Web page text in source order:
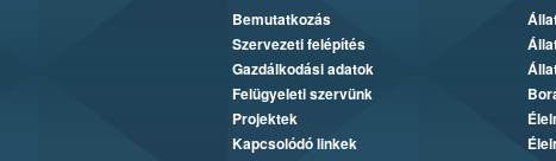
Bemutatkozás
Szervezeti felépítés
Gazdálkodási adatok
Felügyeleti szervünk
Projektek
Kapcsolódó linkek